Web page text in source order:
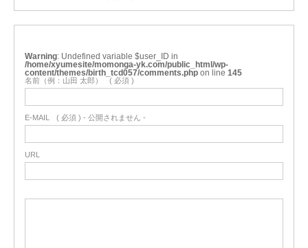
Warning : Undefined variable $user_ID in
/home/xyumesite/momonga-yk.com/public_html/wp-
content/themes/birth_tcd057/comments.php on line 145
名前（例：山田 太郎） ( 必須 )
E-MAIL ( 必須 ) - 公開されません -
URL